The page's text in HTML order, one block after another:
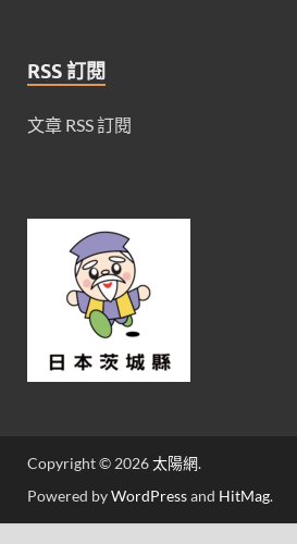
RSS 訂閱
文章 RSS 訂閱
Copyright © 2026太陽網.
Powered byWordPressand HitMag.